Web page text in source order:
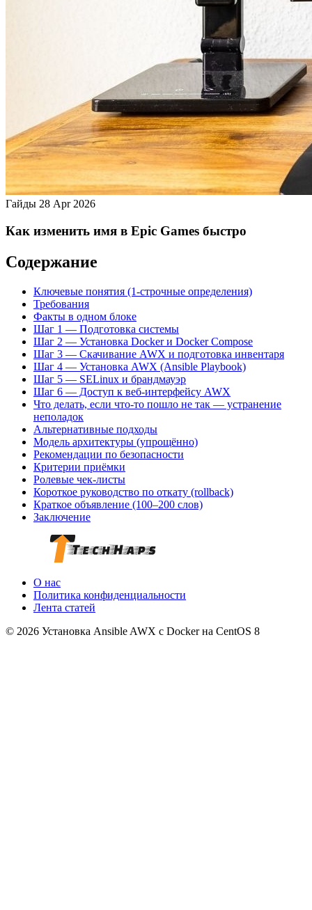
Гайды 28 Apr 2026
Как изменить имя в Epic Games быстро
Содержание
Ключевые понятия (1‑строчные определения)
Требования
Факты в одном блоке
Шаг 1 — Подготовка системы
Шаг 2 — Установка Docker и Docker Compose
Шаг 3 — Скачивание AWX и подготовка инвентаря
Шаг 4 — Установка AWX (Ansible Playbook)
Шаг 5 — SELinux и брандмауэр
Шаг 6 — Доступ к веб‑интерфейсу AWX
Что делать, если что‑то пошло не так — устранение
неполадок
Альтернативные подходы
Модель архитектуры (упрощённо)
Рекомендации по безопасности
Критерии приёмки
Ролевые чек‑листы
Короткое руководство по откату (rollback)
Краткое объявление (100–200 слов)
Заключение
О нас
Политика конфиденциальности
Лента статей
© 2026 Установка Ansible AWX с Docker на CentOS 8